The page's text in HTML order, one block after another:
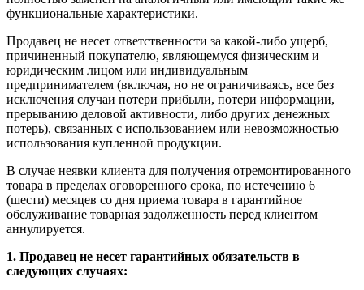
функциональные характеристики.
Продавец не несет ответственности за какой-либо ущерб,
причиненный покупателю, являющемуся физическим и
юридическим лицом или индивидуальным
предпринимателем (включая, но не ограничиваясь, все без
исключения случаи потери прибыли, потери информации,
прерыванию деловой активности, либо других денежных
потерь), связанных с использованием или невозможностью
использования купленной продукции.
В случае неявки клиента для получения отремонтированного
товара в пределах оговоренного срока, по истечению 6
(шести) месяцев со дня приема товара в гарантийное
обслуживание товарная задолженность перед клиентом
аннулируется.
1. Продавец не несет гарантийных обязательств в
следующих случаях: